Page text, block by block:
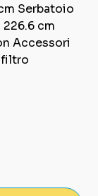
Serbatoio
cm
Accessori
filtro